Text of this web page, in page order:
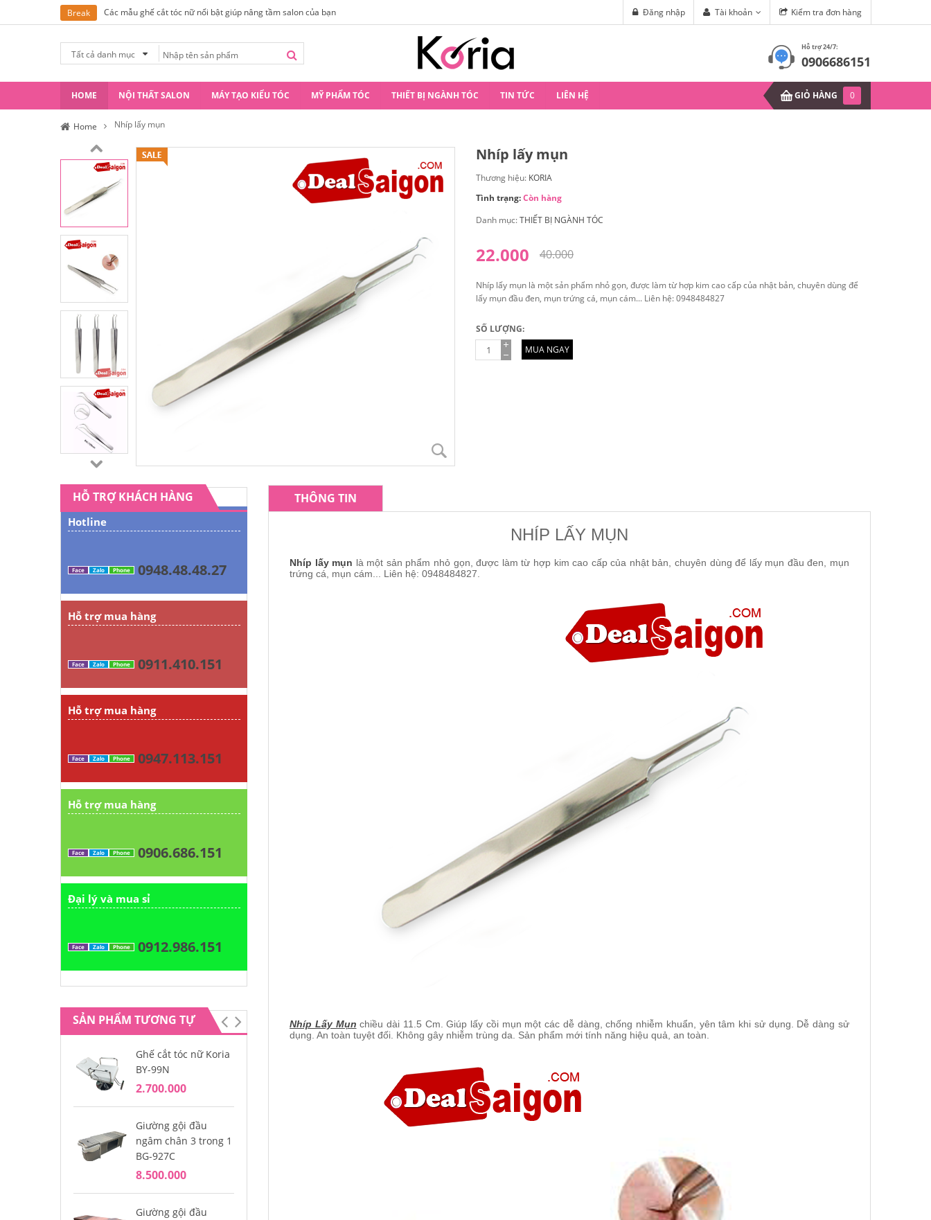
Break Các mẫu ghế cắt tóc nữ nổi bật giúp nâng tầm salon của bạn Hướng Dẫn Tất Tần Tật Về Những Kiểu Tóc Xoăn Lọn (Phần 1) Mùa hè sắp đến, làm sao để
Kiểm tra đơn hàng
Tài khoản
Đăng nhập
Tất cả danh mục
Hỗ trợ 24/7:
0906686151
HOME NỘI THẤT SALON MÁY TẠO KIỂU TÓC MỸ PHẨM TÓC THIẾT BỊ NGÀNH TÓC TIN TỨC LIÊN HỆ GIỎ HÀNG 0
Home Nhíp lấy mụn
Nhíp lấy mụn
Thương hiệu: KORIA
Tình trạng:Còn hàng
Danh mục:THIẾT BỊ NGÀNH TÓC
40.000
22.000
Nhíp lấy mụn là một sản phẩm nhỏ gọn, được làm từ hợp kim cao cấp của nhật bản, chuyên dùng để
lấy mụn đầu đen, mụn trứng cá, mụn cám... Liên hệ: 0948484827
SỐ LƯỢNG:
MUA NGAY
HỖ TRỢ KHÁCH HÀNG
Hotline
Face Zalo Phone 0948.48.48.27
Hỗ trợ mua hàng
Face Zalo Phone 0911.410.151
Hỗ trợ mua hàng
Face Zalo Phone 0947.113.151
Hỗ trợ mua hàng
Face Zalo Phone 0906.686.151
Đại lý và mua sỉ
Face Zalo Phone 0912.986.151
SẢN PHẨM TƯƠNG TỰ
Ghế cắt tóc nữ Koria
BY-99N
2.700.000
Giường gội đầu
ngâm chân 3 trong 1
BG-927C
8.500.000
Giường gội đầu
THÔNG TIN
NHÍP LẤY MỤN
Nhíp lấy mụn là một sản phẩm nhỏ gọn, được làm từ hợp kim cao cấp của nhật bản, chuyên dùng để lấy mụn đầu đen, mụn
trứng cá, mụn cám... Liên hệ: 0948484827.
Nhíp Lấy Mụn chiều dài 11.5 Cm. Giúp lấy cồi mụn một các dễ dàng, chống nhiễm khuẩn, yên tâm khi sử dụng. Dễ dàng sử
dụng. An toàn tuyệt đối. Không gây nhiễm trùng da. Sản phẩm mới tính năng hiệu quả, an toàn.